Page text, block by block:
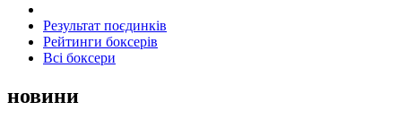
Результат поєдинків
Рейтинги боксерів
Всі боксери
новини